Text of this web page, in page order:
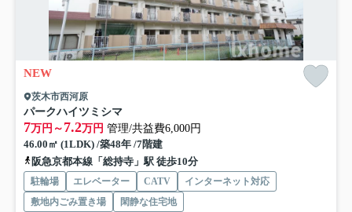
NEW
茨木市西河原
パークハイツミシマ
7万円～ 7.2万円 管理/共益費6,000円
46.00㎡ (1LDK) /築48年 /7階建
阪急京都本線「総持寺」駅 徒歩10分
駐輪場 エレベーター CATV
インターネット対応
敷地内ごみ置き場
閑静な住宅地